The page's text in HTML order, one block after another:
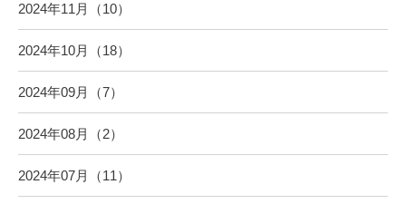
2024年11月（10）
2024年10月（18）
2024年09月（7）
2024年08月（2）
2024年07月（11）